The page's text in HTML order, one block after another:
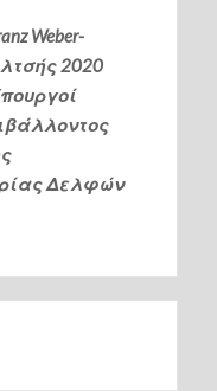
Weber-
2020
Δελφών